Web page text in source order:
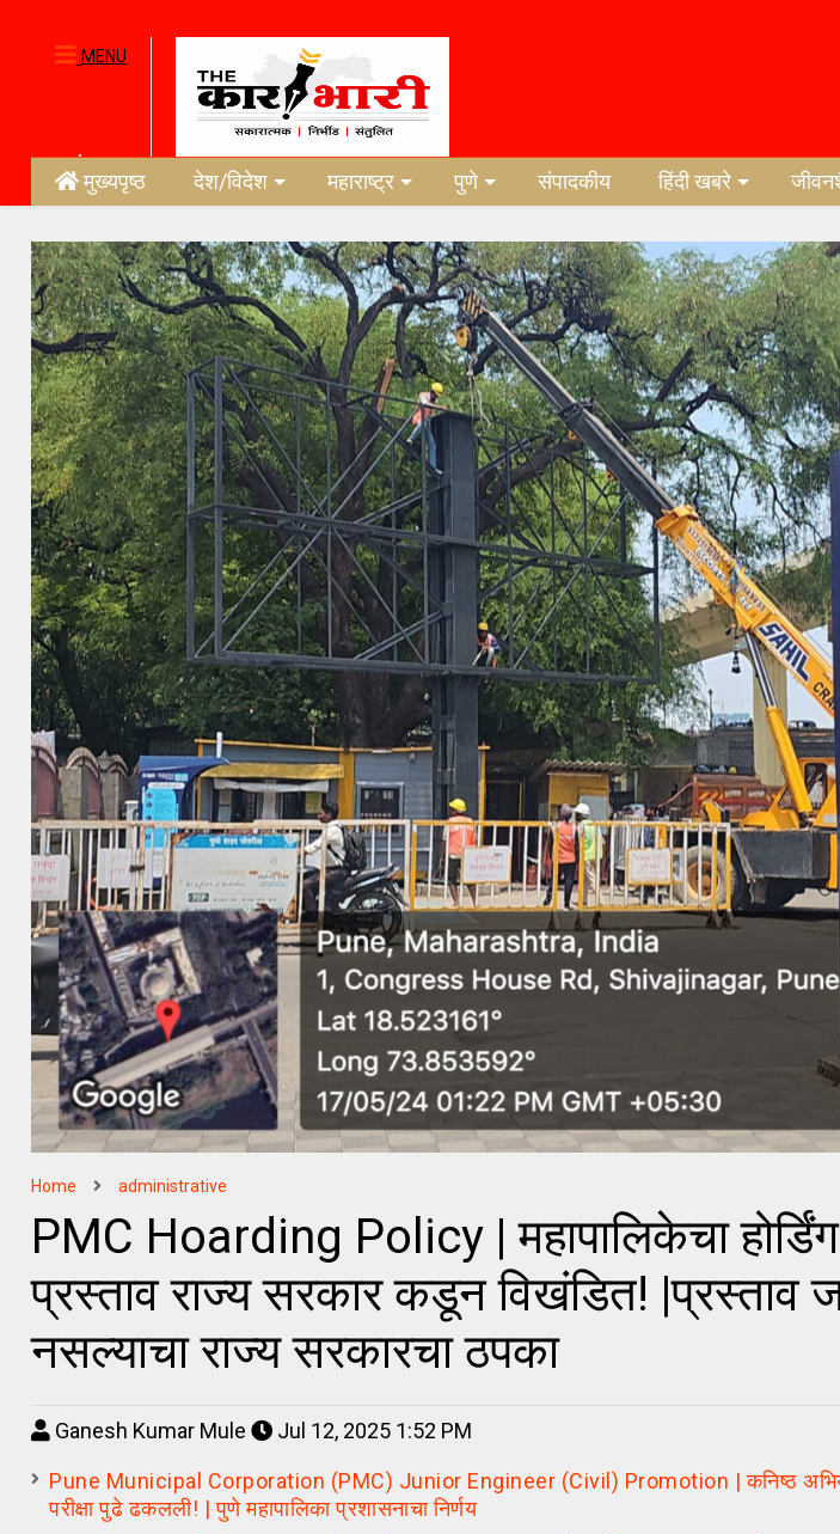
MENU
मुख्यपृष्ठ देश/विदेश महाराष्ट्र पुणे संपादकीय हिंदी खबरे
Home administrative
PMC Hoarding Policy | महापालिकेचा
प्रस्ताव राज्य सरकार कडून विखंडित! |प्रस्ताव
नसल्याचा राज्य सरकारचा ठपका
Ganesh Kumar Mule
Jul 12, 2025 1:52 PM
Pune Municipal Corporation (PMC) Junior Engineer (Civil) Promotion | कनिष्ठ अभियंता
परीक्षा पुढे ढकलली! | पुणे महापालिका प्रशासनाचा निर्णय